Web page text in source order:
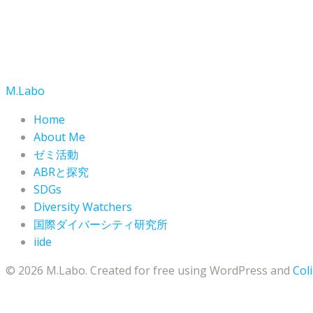
M.Labo
Home
About Me
ゼミ活動
ABRと探究
SDGs
Diversity Watchers
国際ダイバーシティ研究所
iide
© 2026 M.Labo. Created for free using WordPress and